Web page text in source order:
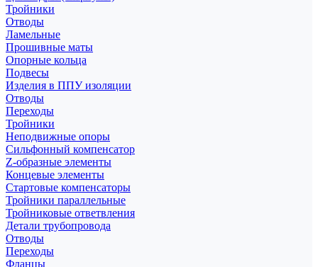
Тройники
Отводы
Ламельные
Прошивные маты
Опорные кольца
Подвесы
Изделия в ППУ изоляции
Отводы
Переходы
Тройники
Неподвижные опоры
Cильфонный компенсатор
Z-образные элементы
Концевые элементы
Стартовые компенсаторы
Тройники параллельные
Тройниковые ответвления
Детали трубопровода
Отводы
Переходы
Фланцы